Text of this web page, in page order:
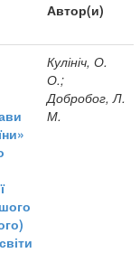
Автор(и)
Кулініч, О.
О.;
Добробог, Л.
М.